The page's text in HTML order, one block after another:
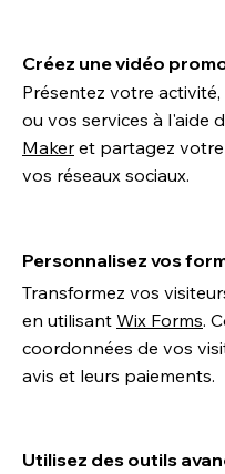
Créez une vidéo
Présentez votre
ou vos services à l'aide
Maker et partagez
vos réseaux sociaux.
Personnalisez vos
Transformez vos
en utilisant Wix Forms.
coordonnées de vos
avis et leurs paiements.
Utilisez des outils